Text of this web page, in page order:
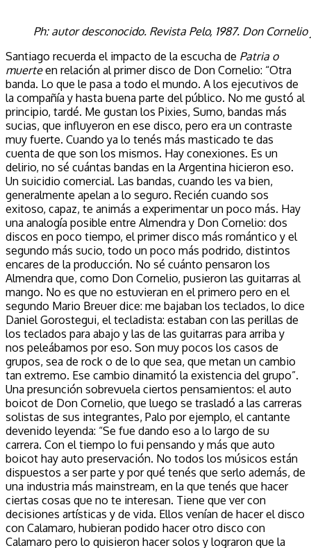
Ph: autor desconocido. Revista Pelo, 1987. Don
Santiago recuerda el impacto de la escucha de Patria o
muerteen relación al primer disco de Don Cornelio: “Otra
banda. Lo que le pasa a todo el mundo. A los ejecutivos de
la compañía y hasta buena parte del público. No me gustó al
principio, tardé. Me gustan los Pixies, Sumo, bandas más
sucias, que influyeron en ese disco, pero era un contraste
muy fuerte. Cuando ya lo tenés más masticado te das
cuenta de que son los mismos. Hay conexiones. Es un
delirio, no sé cuántas bandas en la Argentina hicieron eso.
Un suicidio comercial. Las bandas, cuando les va bien,
generalmente apelan a lo seguro. Recién cuando sos
exitoso, capaz, te animás a experimentar un poco más. Hay
una analogía posible entre Almendra y Don Cornelio: dos
discos en poco tiempo, el primer disco más romántico y el
segundo más sucio, todo un poco más podrido, distintos
encares de la producción. No sé cuánto pensaron los
Almendra que, como Don Cornelio, pusieron las guitarras al
mango. No es que no estuvieran en el primero pero en el
segundo Mario Breuer dice: me bajaban los teclados, lo dice
Daniel Gorostegui, el tecladista: estaban con las perillas de
los teclados para abajo y las de las guitarras para arriba y
nos peleábamos por eso. Son muy pocos los casos de
grupos, sea de rock o de lo que sea, que metan un cambio
tan extremo. Ese cambio dinamitó la existencia del grupo”.
Una presunción sobrevuela ciertos pensamientos: el auto
boicot de Don Cornelio, que luego se trasladó a las carreras
solistas de sus integrantes, Palo por ejemplo, el cantante
devenido leyenda: “Se fue dando eso a lo largo de su
carrera. Con el tiempo lo fui pensando y más que auto
boicot hay auto preservación. No todos los músicos están
dispuestos a ser parte y por qué tenés que serlo además, de
una industria más mainstream, en la que tenés que hacer
ciertas cosas que no te interesan. Tiene que ver con
decisiones artísticas y de vida. Ellos venían de hacer el disco
con Calamaro, hubieran podido hacer otro disco con
Calamaro pero lo quisieron hacer solos y lograron que la